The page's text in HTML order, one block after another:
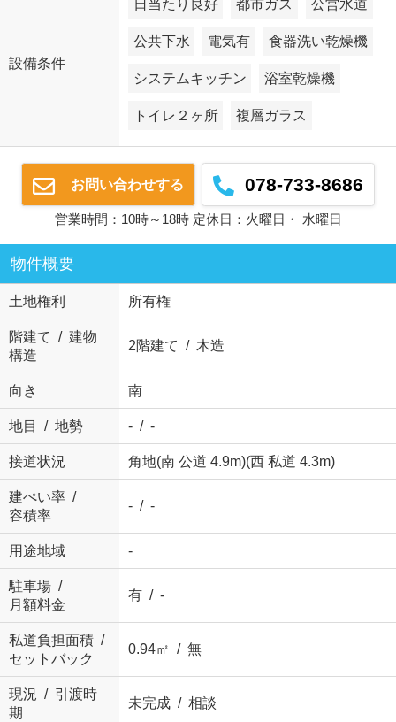
設備条件
日当たり良好 都市ガス 公営水道
公共下水 電気有 食器洗い乾燥機
システムキッチン 浴室乾燥機
トイレ２ヶ所 複層ガラス
お問い合わせする 078-733-8686
営業時間：10時～18時 定休日：火曜日・ 水曜日
物件概要
土地権利 所有権
階建て / 建物
構造
2階建て / 木造
向き 南
地目 / 地勢 - / -
接道状況 角地(南 公道 4.9m)(西 私道 4.3m)
建ぺい率 /
容積率
- / -
用途地域 -
駐車場 /
月額料金
有 / -
私道負担面積 /
セットバック
0.94㎡ / 無
現況 / 引渡時
期
未完成 / 相談